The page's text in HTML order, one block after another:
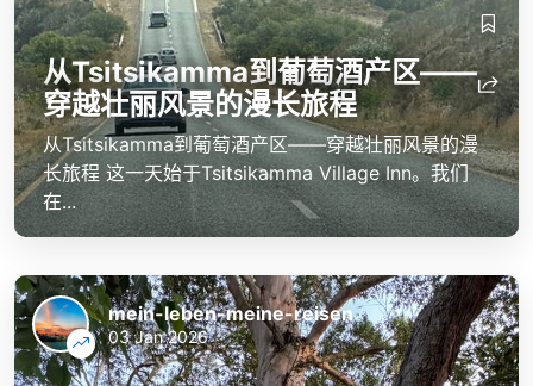
从Tsitsikamma到葡萄酒产区——
穿越壮丽风景的漫长旅程
从Tsitsikamma到葡萄酒产区——穿越壮丽风景的漫
长旅程 这一天始于Tsitsikamma Village Inn。我们
在...
mein-leben-meine-reisen
03 Jan 2026